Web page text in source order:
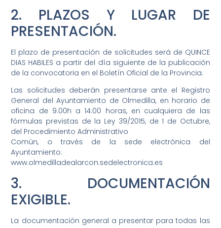
2. PLAZOS Y LUGAR DE
PRESENTACIÓN.
El plazo de presentación de solicitudes será de QUINCE
DIAS HABILES a partir del día siguiente de la publicación
de la convocatoria en el Boletín Oficial de la Provincia.
Las solicitudes deberán presentarse ante el Registro
General del Ayuntamiento de Olmedilla, en horario de
oficina de 9.00h a 14:00 horas, en cualquiera de las
fórmulas previstas de la Ley 39/2015, de 1 de Octubre,
del Procedimiento Administrativo
Común, o través de la sede electrónica del
Ayuntamiento:
www.olmedilladealarcon.sedelectronica.es
3. DOCUMENTACIÓN
EXIGIBLE.
La documentación general a presentar para todas las